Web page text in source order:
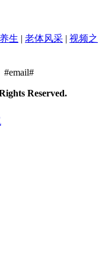
生 | 老体风采 | 视频之
#email#
Reserved.